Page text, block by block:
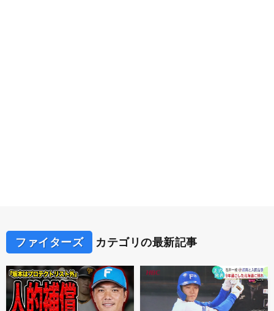
ファイターズ カテゴリの最新記事